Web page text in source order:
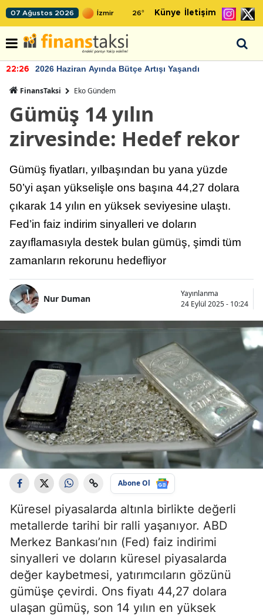
07 Ağustos 2026 26° Künye İletişim
22:26 2026 Haziran Ayında Bütçe Artışı Yaşandı
FinansTaksi Eko Gündem
Gümüş 14 yılın
zirvesinde: Hedef rekor
Gümüş fiyatları, yılbaşından bu yana yüzde
50’yi aşan yükselişle ons başına 44,27 dolara
çıkarak 14 yılın en yüksek seviyesine ulaştı.
Fed’in faiz indirim sinyalleri ve doların
zayıflamasıyla destek bulan gümüş, şimdi tüm
zamanların rekorunu hedefliyor
Nur Duman
Yayınlanma
24 Eylül 2025 - 10:24
Abone Ol
Küresel piyasalarda altınla birlikte değerli
metallerde tarihi bir ralli yaşanıyor. ABD
Merkez Bankası’nın (Fed) faiz indirimi
sinyalleri ve doların küresel piyasalarda
değer kaybetmesi, yatırımcıların gözünü
gümüşe çevirdi. Ons fiyatı 44,27 dolara
ulaşan gümüş, son 14 yılın en yüksek